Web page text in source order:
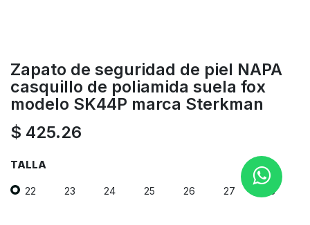
Zapato de seguridad de piel NAPA
casquillo de poliamida suela fox
modelo SK44P marca Sterkman
$ 425.26
TALLA
22 23 24 25 26 27 28